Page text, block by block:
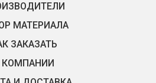
МАТЕРИАЛА
ЗАКАЗАТЬ
КОМПАНИИ